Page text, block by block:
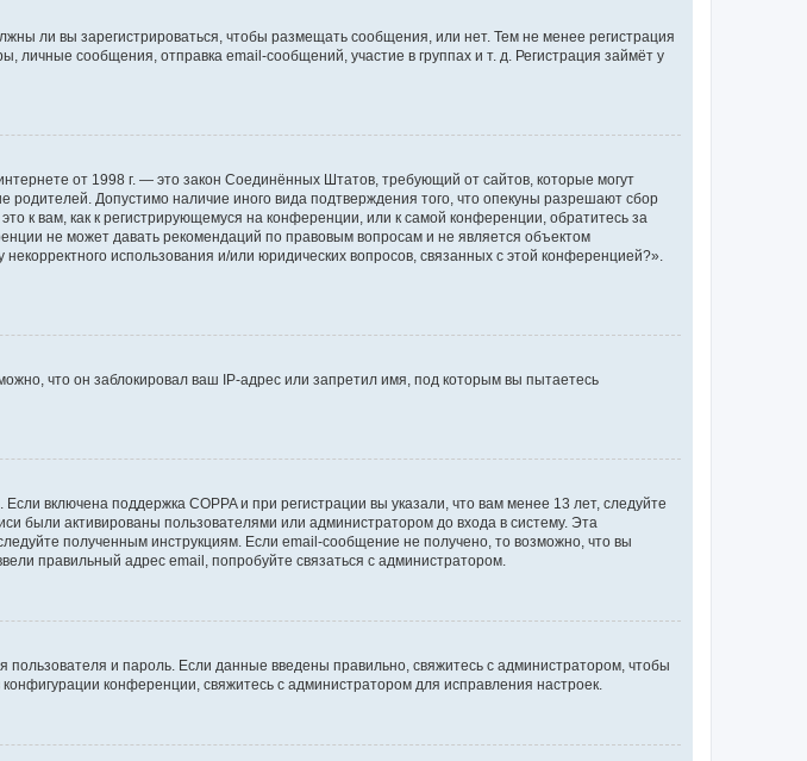
ли вы зарегистрироваться, чтобы размещать сообщения, или нет. Тем не менее регистрация
сообщения, отправка email-сообщений, участие в группах и т. д. Регистрация займёт у
от 1998 г. — это закон Соединённых Штатов, требующий от сайтов, которые могут
Допустимо наличие иного вида подтверждения того, что опекуны разрешают сбор
вам, как к регистрирующемуся на конференции, или к самой конференции, обратитесь за
не может давать рекомендаций по правовым вопросам и не является объектом
использования и/или юридических вопросов, связанных с этой конференцией?».
что он заблокировал ваш IP-адрес или запретил имя, под которым вы пытаетесь
включена поддержка COPPA и при регистрации вы указали, что вам менее 13 лет, следуйте
были активированы пользователями или администратором до входа в систему. Эта
полученным инструкциям. Если email-сообщение не получено, то возможно, что вы
правильный адрес email, попробуйте связаться с администратором.
и пароль. Если данные введены правильно, свяжитесь с администратором, чтобы
конференции, свяжитесь с администратором для исправления настроек.